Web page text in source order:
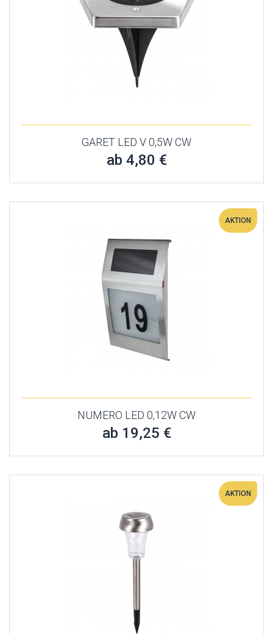
GARET LED V 0,5W CW
ab 4,80 €
AKTION
NUMERO LED 0,12W CW
ab 19,25 €
AKTION